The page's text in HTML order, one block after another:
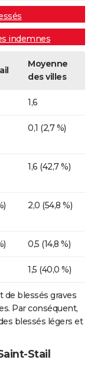
indemnes
Moyenne
des villes
1,6
0,1 (2,7 %)
1,6 (42,7 %)
2,0 (54,8 %)
0,5 (14,8 %)
1,5 (40,0 %)
de blessés graves
Par conséquent,
blessés légers et
Stail